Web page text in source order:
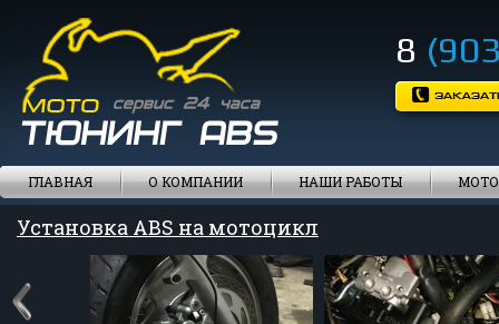
8
ГЛАВНАЯ О КОМПАНИИ НАШИ РАБОТЫ
Установка ABS на мотоцикл